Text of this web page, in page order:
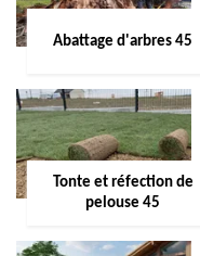
Abattage d'arbres 45
Tonte et réfection de
pelouse 45